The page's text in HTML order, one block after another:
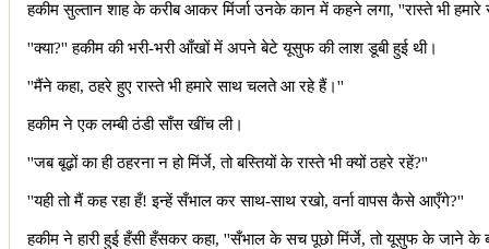
हकीम सुल्तान शाह के करीब आकर मिंर्जा उनके कान में कहने लगा, ''रास्ते भी
''क्या?''हकीम की भरी-भरी आँखों में अपने बेटे यूसुफ की लाश डूबी हुई थी।
''मैंने कहा,ठहरे हुए रास्ते भी हमारे साथ चलते आ रहे हैं।''
हकीम ने एक लम्बी ठंडी साँस खींच ली।
''जब बूढ़ों का ही ठहरना न हो मिंर्जे,तो बस्तियों के रास्ते भी क्यों ठहरे रहें?''
''यही तो मैं कह रहा हँ! इन्हें सँभाल कर साथ-साथ रखो,वर्ना वापस कैसे आएँगे?''
हकीम ने हारी हुई हँसी हँसकर कहा, ''सँभाल के सच पूछो मिंर्जे,तो यूसुफ के जाने के